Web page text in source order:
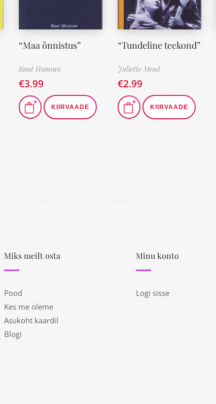
“Maa õnnistus”
Knut Hamsun
€3.99
KIIRVAADE
“Tundeline teekond”
Juliette Mead
€2.99
KIIRVAADE
Miks meilt osta
Pood
Kes me oleme
Asukoht kaardil
Blogi
Minu konto
Logi sisse